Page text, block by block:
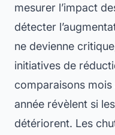
mesurer l’impact
détecter
ne devienne
initiatives de
comparaisons
année révèlent si
détériorent. Les